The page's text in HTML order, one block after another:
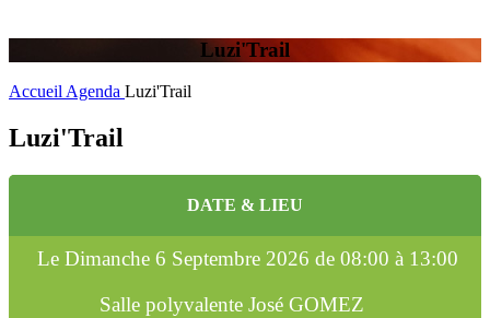
Luzi'Trail
AccueilAgenda Luzi'Trail
Luzi'Trail
DATE & LIEU
Le Dimanche 6 Septembre 2026 de 08:00 à 13:00
Salle polyvalente José GOMEZ